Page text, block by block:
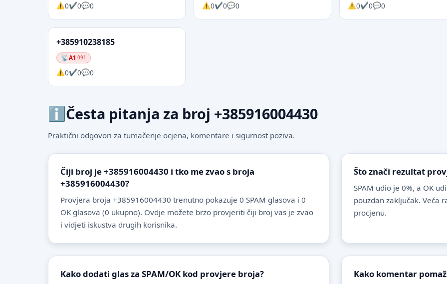
0 0 0 0 0 0 0 0 0
+385910238185
A1 091
0 0 0
Česta pitanja za broj +385916004430
Praktični odgovori za tumačenje ocjena, komentare i sigurnost poziva.
Čiji broj je +385916004430 i tko me zvao s broja
+385916004430?
Provjera broja +385916004430 trenutno pokazuje 0 SPAM glasova i 0
OK glasova (0 ukupno). Ovdje možete brzo provjeriti čiji broj vas je zvao
i vidjeti iskustva drugih korisnika.
Što znači rezultat
SPAM udio je 0%, a OK
pouzdan zaključak. Veća
procjenu.
Kako dodati glas za SPAM/OK kod provjere broja? Kako komentar